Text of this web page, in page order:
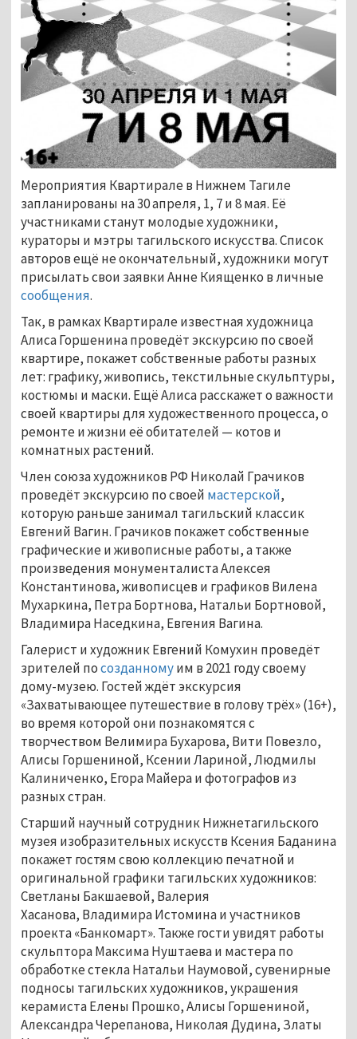
Мероприятия Квартирале в Нижнем Тагиле
запланированы на 30 апреля, 1, 7 и 8 мая. Её
участниками станут молодые художники,
кураторы и мэтры тагильского искусства. Список
авторов ещё не окончательный, художники могут
присылать свои заявки Анне Киященко в личные
сообщения.
Так, в рамках Квартирале известная художница
Алиса Горшенина проведёт экскурсию по своей
квартире, покажет собственные работы разных
лет: графику, живопись, текстильные скульптуры,
костюмы и маски. Ещё Алиса расскажет о важности
своей квартиры для художественного процесса, о
ремонте и жизни её обитателей — котов и
комнатных растений.
Член союза художников РФ Николай Грачиков
проведёт экскурсию по своей мастерской,
которую раньше занимал тагильский классик
Евгений Вагин. Грачиков покажет собственные
графические и живописные работы, а также
произведения монументалиста Алексея
Константинова, живописцев и графиков Вилена
Мухаркина, Петра Бортнова, Натальи Бортновой,
Владимира Наседкина, Евгения Вагина.
Галерист и художник Евгений Комухин проведёт
зрителей посозданномуим в 2021 году своему
дому-музею. Гостей ждёт экскурсия
«Захватывающее путешествие в голову трёх» (16+),
во время которой они познакомятся с
творчеством Велимира Бухарова, Вити Повезло,
Алисы Горшениной, Ксении Лариной, Людмилы
Калиниченко, Егора Майера и фотографов из
разных стран.
Старший научный сотрудник Нижнетагильского
музея изобразительных искусств Ксения Баданина
покажет гостям свою коллекцию печатной и
оригинальной графики тагильских художников:
Светланы Бакшаевой, Валерия
Хасанова, Владимира Истомина и участников
проекта «Банкомарт». Также гости увидят работы
скульптора Максима Нуштаева и мастера по
обработке стекла Натальи Наумовой, сувенирные
подносы тагильских художников, украшения
керамиста Елены Прошко, Алисы Горшениной,
Александра Черепанова, Николая Дудина, Златы